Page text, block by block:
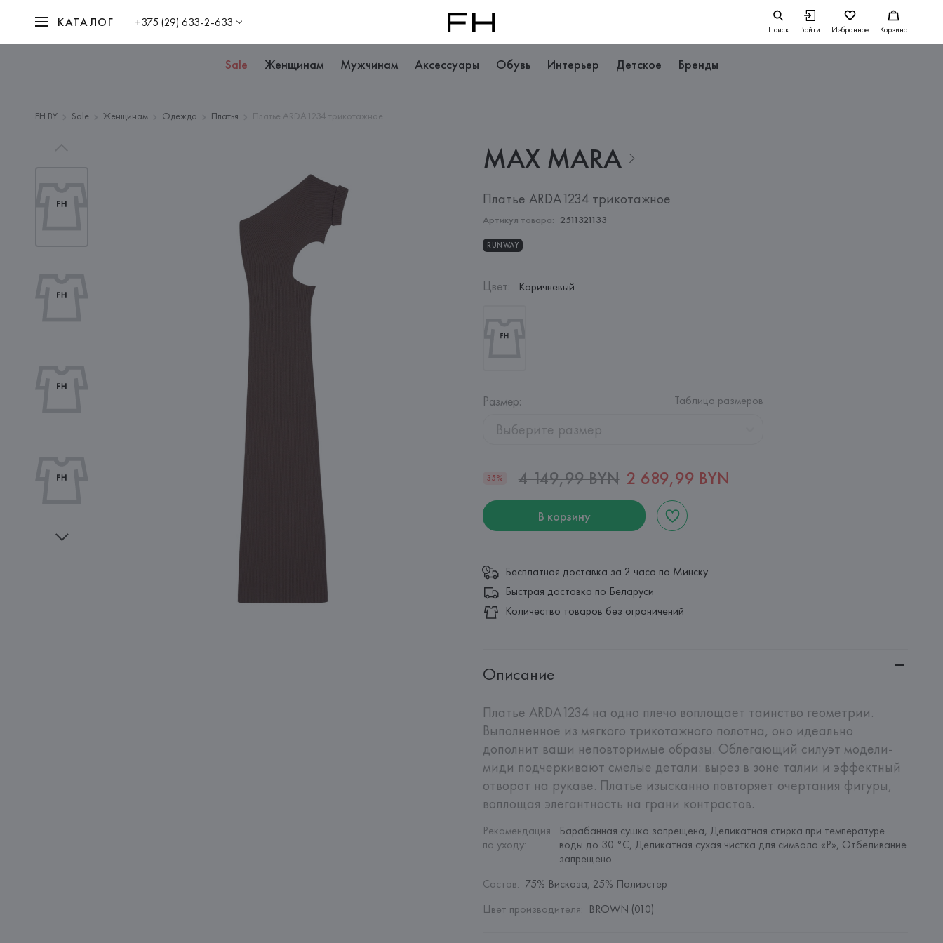
КАТАЛОГ +375 (29) 633-2-633 Поиск Войти Избранное Корзина
Sale Женщинам Мужчинам Аксессуары Обувь Интерьер Детское Бренды
FH.BY Sale Женщинам Одежда Платья Платье ARDA1234 трикотажное
MAX MARA
Платье ARDA1234 трикотажное
Артикул товара: 2511321133
RUNWAY
Цвет: Коричневый
Размер: Таблица размеров
Выберите размер
35% 4 149,99 BYN 2 689,99 BYN
В корзину
Бесплатная доставка за 2 часа по Минску
Быстрая доставка по Беларуси
Количество товаров без ограничений
Описание
Платье ARDA1234 на одно плечо воплощает таинство геометрии.
Выполненное из мягкого трикотажного полотна, оно идеально
дополнит ваши неповторимые образы. Облегающий силуэт модели-
миди подчеркивают смелые детали: вырез в зоне талии и эффектный
отворот на рукаве. Платье изысканно повторяет очертания фигуры,
воплощая элегантность на грани контрастов.
Рекомендация
по уходу:
Барабанная сушка запрещена, Деликатная стирка при температуре
воды до 30 °C, Деликатная сухая чистка для символа «P», Отбеливание
запрещено
Состав: 75% Вискоза, 25% Полиэстер
Цвет производителя: BROWN (010)